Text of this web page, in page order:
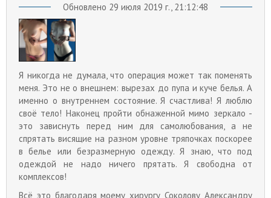
Обновлено 29 июля 2019 г., 21:12:48
Я никогда не думала, что операция может так поменять
меня. Это не о внешнем: вырезах до пупа и куче белья. А
именно о внутреннем состояние. Я счастлива! Я люблю
своё тело! Наконец пройти обнаженной мимо зеркало -
это зависнуть перед ним для самолюбования, а не
спрятать висящие на разном уровне тряпочках поскорее
в белье или безразмерную одежду. Я знаю, что под
одеждой не надо ничего прятать. Я свободна от
комплексов!
Всё это благодаря моему хирургу Соколову Александру